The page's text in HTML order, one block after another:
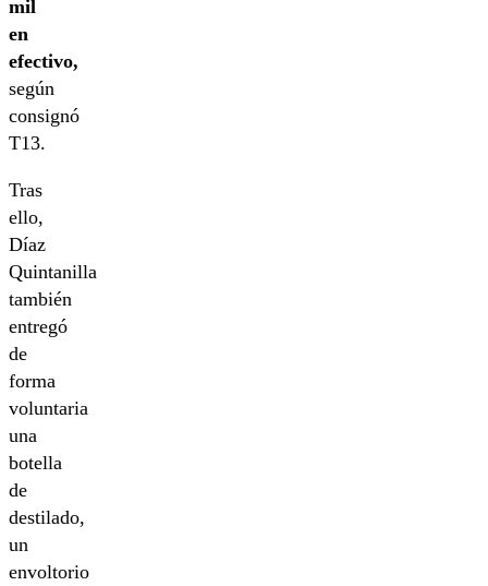
mil
en
efectivo,
según
consignó
T13.
Tras
ello,
Díaz
Quintanilla
también
entregó
de
forma
voluntaria
una
botella
de
destilado,
un
envoltorio